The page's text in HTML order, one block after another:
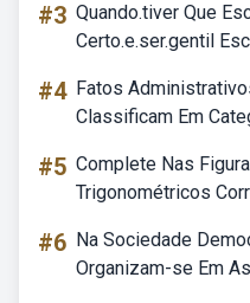
#3 Quando.tiver Que
Certo.e.ser.gentil
#4 Fatos
Classificam Em
#5 Complete Nas
Trigonométricos
#6 Na Sociedade
Organizam-se Em